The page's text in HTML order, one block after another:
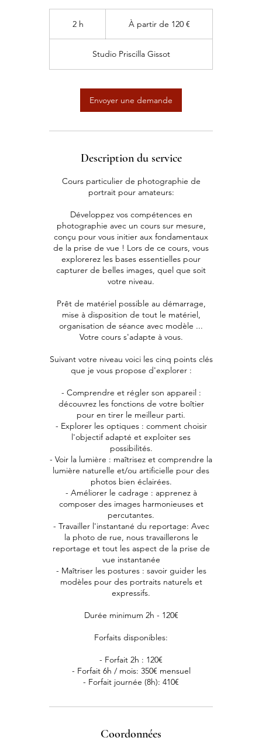
2 h
euros
À partir de 120 €
Studio Priscilla Gissot
Envoyer une demande
Description du service
Cours particulier de photographie de
portrait pour amateurs:
Développez vos compétences en
photographie avec un cours sur mesure,
conçu pour vous initier aux fondamentaux
de la prise de vue ! Lors de ce cours, vous
explorerez les bases essentielles pour
capturer de belles images, quel que soit
votre niveau.
Prêt de matériel possible au démarrage,
mise à disposition de tout le matériel,
organisation de séance avec modèle ...
Votre cours s'adapte à vous.
Suivant votre niveau voici les cinq points clés
que je vous propose d'explorer :
- Comprendre et régler son appareil :
découvrez les fonctions de votre boîtier
pour en tirer le meilleur parti.
- Explorer les optiques : comment choisir
l'objectif adapté et exploiter ses
possibilités.
- Voir la lumière : maîtrisez et comprendre la
lumière naturelle et/ou artificielle pour des
photos bien éclairées.
- Améliorer le cadrage : apprenez à
composer des images harmonieuses et
percutantes.
- Travailler l'instantané du reportage: Avec
la photo de rue, nous travaillerons le
reportage et tout les aspect de la prise de
vue instantanée
- Maîtriser les postures : savoir guider les
modèles pour des portraits naturels et
expressifs.
Durée minimum 2h - 120€
Forfaits disponibles:
- Forfait 2h : 120€
- Forfait 6h / mois: 350€ mensuel
Coordonnées